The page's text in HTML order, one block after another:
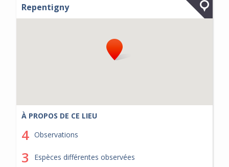
Repentigny
À PROPOS DE CE LIEU
4 Observations
3 Espèces différentes observées